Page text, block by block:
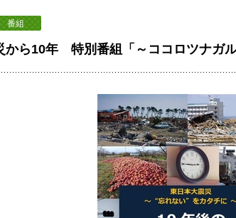
番組
から10年 特別番組「～ココロツナガ